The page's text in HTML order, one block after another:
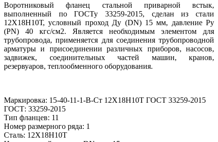
Воротниковый фланец стальной приварной встык,
выполненный по ГОСТу 33259-2015, сделан из стали
12Х18Н10Т, условный проход Ду (DN) 15 мм, давление Ру
(PN) 40 кгс/см2. Является необходимым элементом для
трубопровода, применяется для соединения трубопроводной
арматуры и присоединении различных приборов, насосов,
задвижек, соединительных частей машин, кранов,
резервуаров, теплообменного оборудования.
Маркировка: 15-40-11-1-В-Ст 12Х18Н10Т ГОСТ 33259-2015
ГОСТ: 33259-2015
Тип фланцев: 11
Номер размерного ряда: 1
Сталь: 12Х18Н10Т